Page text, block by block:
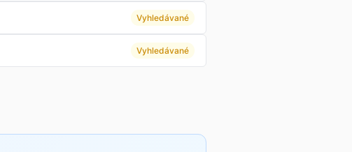
Vyhledávané
Vyhledávané